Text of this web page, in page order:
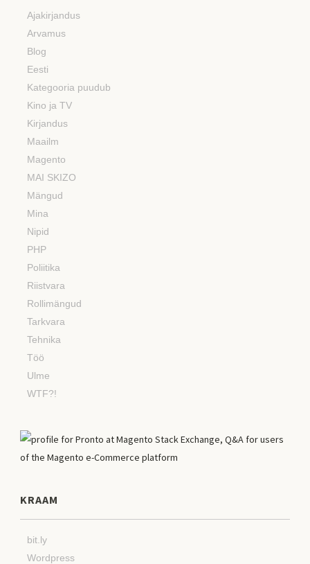
Ajakirjandus
Arvamus
Blog
Eesti
Kategooria puudub
Kino ja TV
Kirjandus
Maailm
Magento
MAI SKIZO
Mängud
Mina
Nipid
PHP
Poliitika
Riistvara
Rollimängud
Tarkvara
Tehnika
Töö
Ulme
WTF?!
KRAAM
bit.ly
Wordpress